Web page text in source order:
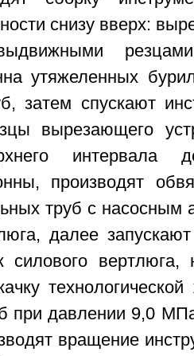
снизу вверх:
утяжеленных
затем спускают
вырезающего
интервала
производят
труб с насосным
далее
силового вертлюга,
при давлении 9,0
вращение